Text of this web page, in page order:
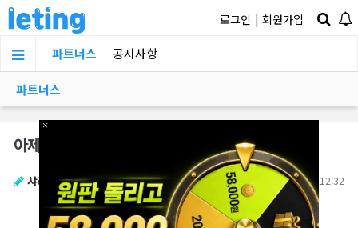
로그인 | 회원가입
파트너스 공지사항
파트너스
아제 곹 마흔이라는 아이돌처자
샤라웃 07.07 12:32
×